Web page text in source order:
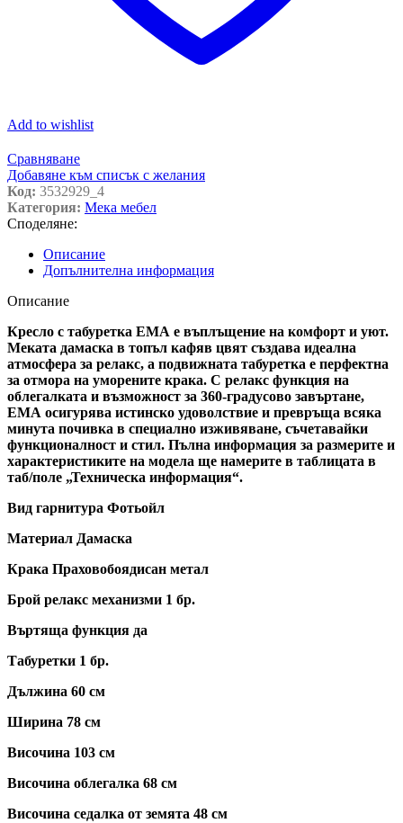
Add to wishlist
Сравняване
Добавяне към списък с желания
Код: 3532929_4
Категория: Мека мебел
Споделяне:
Описание
Допълнителна информация
Описание
Кресло с табуретка ЕМА е въплъщение на комфорт и уют.
Меката дамаска в топъл кафяв цвят създава идеална
атмосфера за релакс, а подвижната табуретка е перфектна
за отмора на уморените крака. С релакс функция на
облегалката и възможност за 360-градусово завъртане,
ЕМА осигурява истинско удоволствие и превръща всяка
минута почивка в специално изживяване, съчетавайки
функционалност и стил. Пълна информация за размерите и
характеристиките на модела ще намерите в таблицата в
таб/поле „Техническа информация“.
Вид гарнитура Фотьойл
Материал Дамаска
Крака Праховобоядисан метал
Брой релакс механизми 1 бр.
Въртяща функция да
Табуретки 1 бр.
Дължина 60 см
Ширина 78 см
Височина 103 см
Височина облегалка 68 см
Височина седалка от земята 48 см